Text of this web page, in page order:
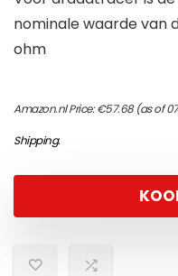
nominale waarde van
ohm
Amazon.nl Price:€57.68(as of
Shipping.